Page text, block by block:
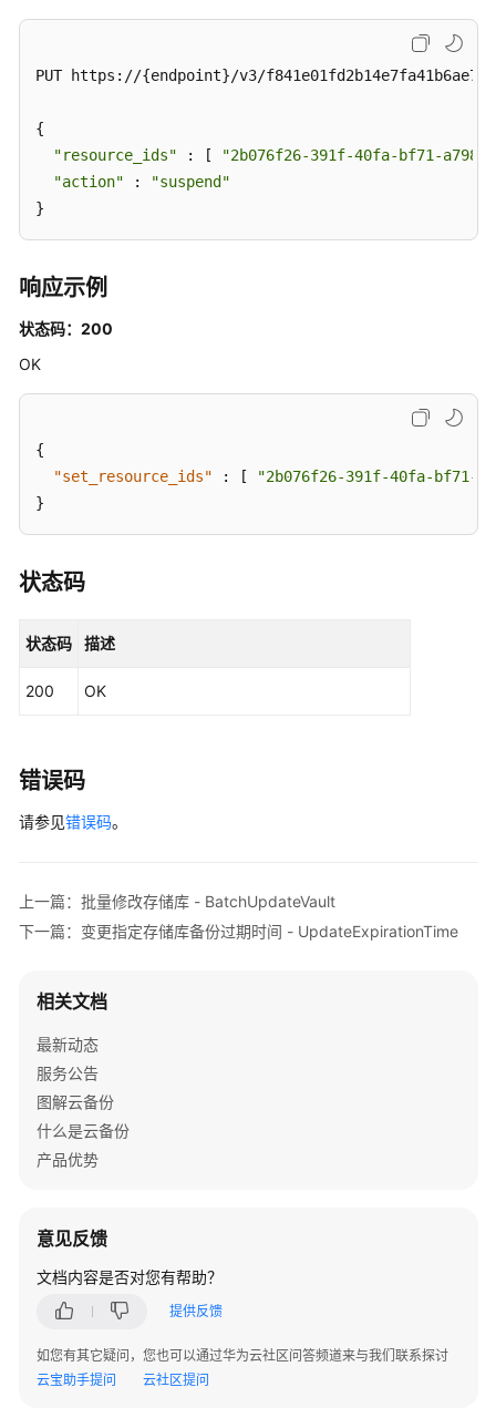
任
储
-
定
询
库
列
ListVault
存
储
删
除
储
库
-
PUT https://{endpoint}/v3/
{
"resource_ids" : [
"2b076f26-391f-40fa-bf71-
"action" :
"suspend"
}
响应示例
状态码：200
OK
{
"set_resource_ids"
: [
"2b076f26-391f-40fa-bf71-
}
状态码
状态码 描述
200 OK
错误码
请参见错误码。
上一篇：批量修改存储库 - BatchUpdateVault
下一篇：变更指定存储库备份过期时间 - UpdateExpirationTime
相关文档
最新动态
服务公告
图解云备份
什么是云备份
产品优势
意见反馈
文档内容是否对您有帮助？
提供反馈
如您有其它疑问，您也可以通过华为云社区问答频道来与我们联系探讨
云宝助手提问
云社区提问